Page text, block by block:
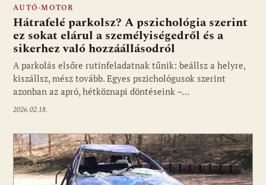
AUTÓ-MOTOR
Hátrafelé parkolsz? A pszichológia szerint
ez sokat elárul a személyiségedről és a
sikerhez való hozzáállásodról
A parkolás elsőre rutinfeladatnak tűnik: beállsz a helyre,
kiszállsz, mész tovább. Egyes pszichológusok szerint
azonban az apró, hétköznapi döntéseink –…
2026.02.18.